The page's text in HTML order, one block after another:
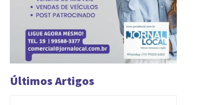
Últimos Artigos